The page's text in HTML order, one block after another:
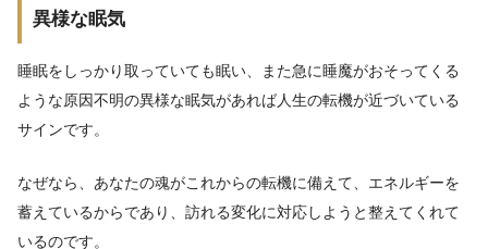
異様な眠気
睡眠をしっかり取っていても眠い、また急に睡魔がおそってくる
ような原因不明の異様な眠気があれば人生の転機が近づいている
サインです。
なぜなら、あなたの魂がこれからの転機に備えて、エネルギーを
蓄えているからであり、訪れる変化に対応しようと整えてくれて
いるのです。